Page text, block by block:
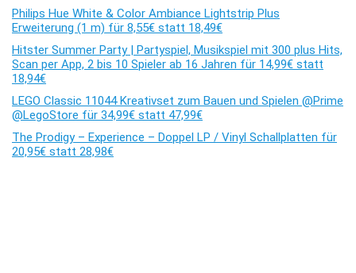
Philips Hue White & Color Ambiance Lightstrip Plus
Erweiterung (1 m) für 8,55€ statt 18,49€
Hitster Summer Party | Partyspiel, Musikspiel mit 300 plus Hits,
Scan per App, 2 bis 10 Spieler ab 16 Jahren für 14,99€ statt
18,94€
LEGO Classic 11044 Kreativset zum Bauen und Spielen @Prime
@LegoStore für 34,99€ statt 47,99€
The Prodigy – Experience – Doppel LP / Vinyl Schallplatten für
20,95€ statt 28,98€